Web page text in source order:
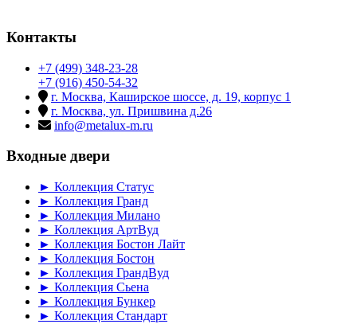
Контакты
+7 (499) 348-23-28
+7 (916) 450-54-32
г. Москва, Каширское шоссе, д. 19, корпус 1
г. Москва, ул. Пришвина д.26
info@metalux-m.ru
Входные двери
► Коллекция Статус
► Коллекция Гранд
► Коллекция Милано
► Коллекция АртВуд
► Коллекция Бостон Лайт
► Коллекция Бостон
► Коллекция ГрандВуд
► Коллекция Сьена
► Коллекция Бункер
► Коллекция Стандарт